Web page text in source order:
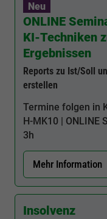
Neu
ONLINE
KI-Techniken
Ergebnissen
Reports zu Ist/Soll
erstellen
Termine folgen in
H-MK10 |
3h
Mehr Information
Insolvenz